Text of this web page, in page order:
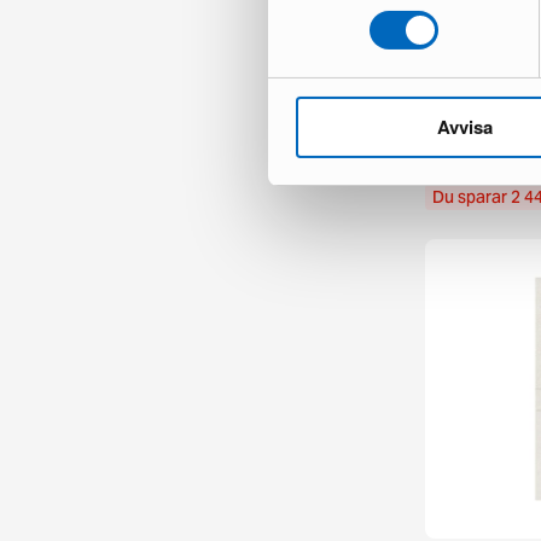
Avvisa
Layered Erik
cm Teal
1 i lager ·
Du sparar 2